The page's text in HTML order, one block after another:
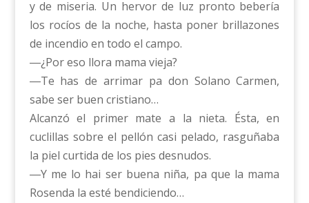
y de miseria. Un hervor de luz pronto bebería
los rocíos de la noche, hasta poner brillazones
de incendio en todo el campo.
―¿Por eso llora mama vieja?
―Te has de arrimar pa don Solano Carmen,
sabe ser buen cristiano…
Alcanzó el primer mate a la nieta. Ésta, en
cuclillas sobre el pellón casi pelado, rasguñaba
la piel curtida de los pies desnudos.
―Y me lo hai ser buena niña, pa que la mama
Rosenda la esté bendiciendo…